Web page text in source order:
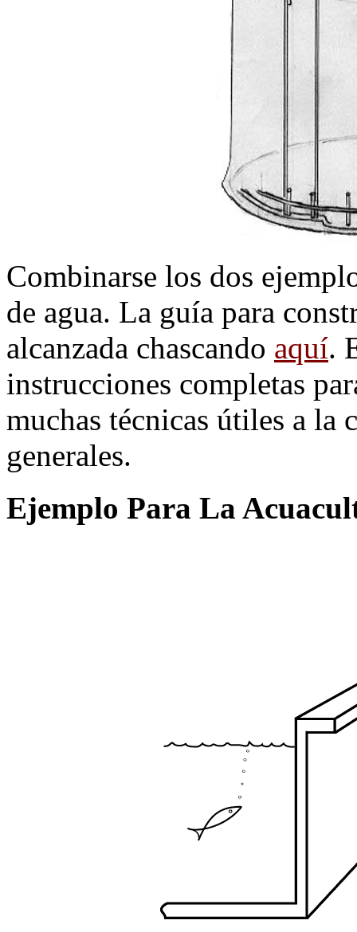
Combinarse los dos
de agua. La guía para
alcanzada chascando aquí.
instrucciones completas
muchas técnicas útiles a la
generales.
Ejemplo Para La